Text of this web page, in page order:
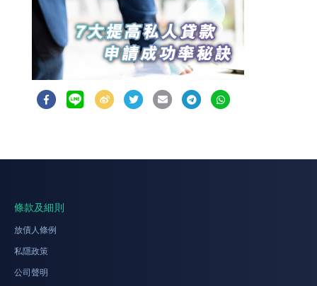
條款及細則
放債人條例
私隱政策
公司聲明